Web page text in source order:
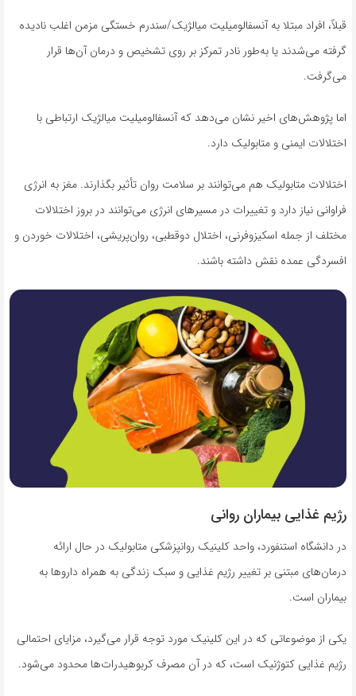
قبلاً، افراد مبتلا به آنسفالومیلیت میالژیک/سندرم خستگی مزمن اغلب نادیده
گرفته می‌شدند یا به‌طور نادر تمرکز بر روی تشخیص و درمان آن‌ها قرار
می‌گرفت.
اما پژوهش‌های اخیر نشان می‌دهد که آنسفالومیلیت میالژیک ارتباطی با
اختلالات ایمنی و متابولیک دارد.
اختلالات متابولیک هم می‌توانند بر سلامت روان تأثیر بگذارند. مغز به انرژی
فراوانی نیاز دارد و تغییرات در مسیرهای انرژی می‌توانند در بروز اختلالات
مختلف از جمله اسکیزوفرنی، اختلال دوقطبی، روان‌پریشی، اختلالات خوردن و
افسردگی عمده نقش داشته باشند.
رژیم غذایی بیماران روانی
در دانشگاه استنفورد، واحد کلینیک روانپزشکی متابولیک در حال ارائه
درمان‌های مبتنی بر تغییر رژیم غذایی و سبک زندگی به همراه داروها به
بیماران است.
یکی از موضوعاتی که در این کلینیک مورد توجه قرار می‌گیرد، مزایای احتمالی
رژیم غذایی کتوژنیک است، که در آن مصرف کربوهیدرات‌ها محدود می‌شود.